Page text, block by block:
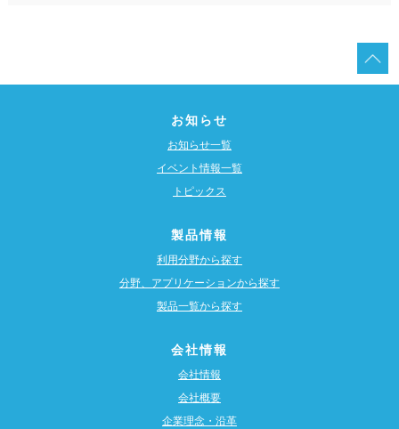
お知らせ
お知らせ一覧
イベント情報一覧
トピックス
製品情報
利用分野から探す
分野、アプリケーションから探す
製品一覧から探す
会社情報
会社情報
会社概要
企業理念・沿革